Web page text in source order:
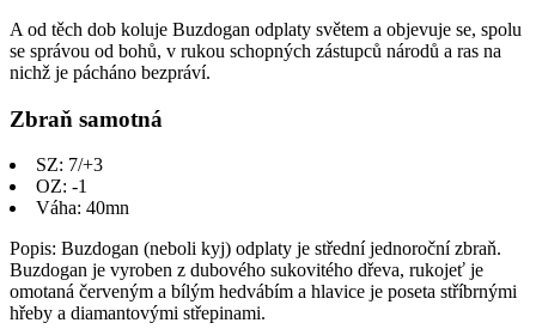
A od těch dob koluje Buzdogan odplaty světem a objevuje se, spolu
se správou od bohů, v rukou schopných zástupců národů a ras na
nichž je pácháno bezpráví.
Zbraň samotná
SZ: 7/+3
OZ: -1
Váha: 40mn
Popis: Buzdogan (neboli kyj) odplaty je střední jednoroční zbraň.
Buzdogan je vyroben z dubového sukovitého dřeva, rukojeť je
omotaná červeným a bílým hedvábím a hlavice je poseta stříbrnými
hřeby a diamantovými střepinami.